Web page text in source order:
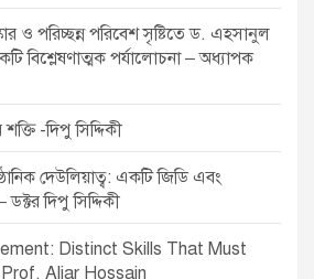
ও পরিচ্ছন্ন পরিবেশ সৃষ্টিতে ড. এহসানুল
বিশ্লেষণাত্মক পর্যালোচনা – অধ্যাপক
-দিপু সিদ্দিকী
দেউলিয়াত্ব: একটি জিডি এবং
দিপু সিদ্দিকী
Distinct Skills That Must
Aliar Hossain